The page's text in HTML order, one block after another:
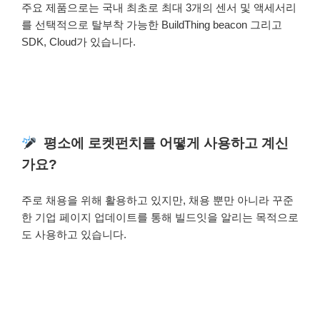
주요 제품으로는 국내 최초로 최대 3개의 센서 및 액세서리
를 선택적으로 탈부착 가능한 BuildThing beacon 그리고
SDK, Cloud가 있습니다.
평소에 로켓펀치를 어떻게 사용하고 계신
가요?
주로 채용을 위해 활용하고 있지만, 채용 뿐만 아니라 꾸준
한 기업 페이지 업데이트를 통해 빌드잇을 알리는 목적으로
도 사용하고 있습니다.